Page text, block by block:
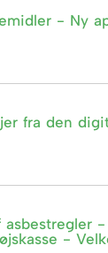
- Ny
fra den
-